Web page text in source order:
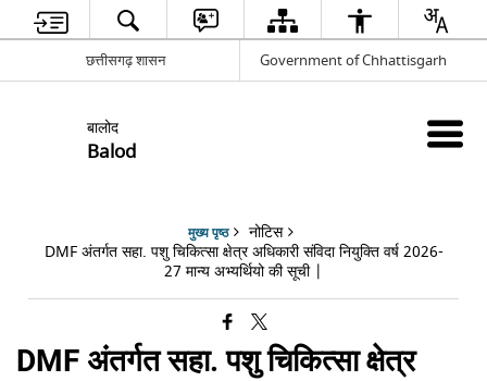
छत्तीसगढ़ शासन Government of Chhattisgarh
बालोद
Balod
मुख्य पृष्ठ
नोटिस
DMF अंतर्गत सहा. पशु चिकित्सा क्षेत्र अधिकारी संविदा नियुक्ति वर्ष 2026-
27 मान्य अभ्यर्थियो की सूची |
DMF अंतर्गत सहा. पशु चिकित्सा क्षेत्र